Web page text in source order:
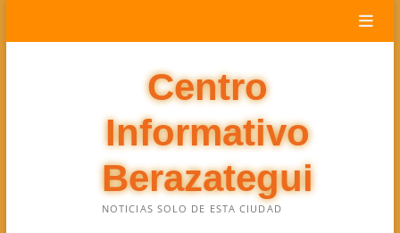
Centro
Informativo
Berazategui
NOTICIAS SOLO DE ESTA CIUDAD